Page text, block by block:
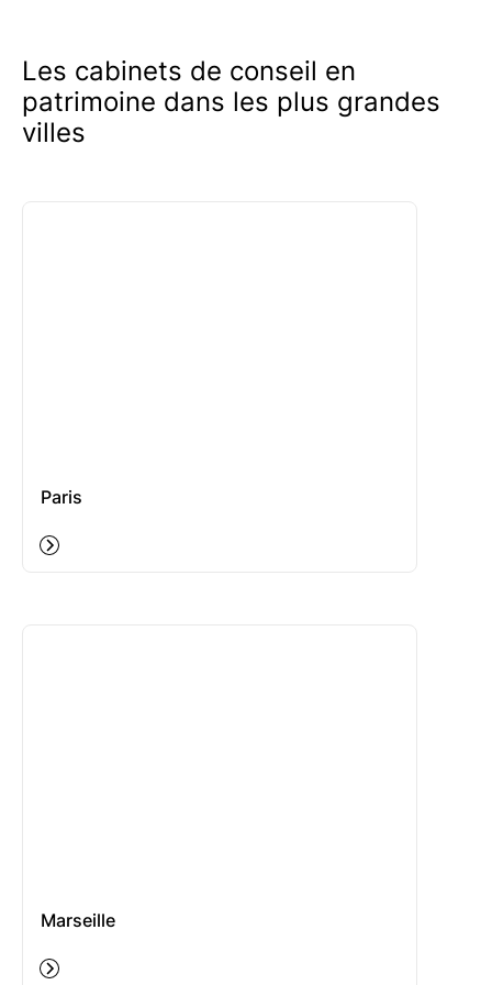
Les cabinets de conseil en
patrimoine dans les plus grandes
villes
Paris
Marseille